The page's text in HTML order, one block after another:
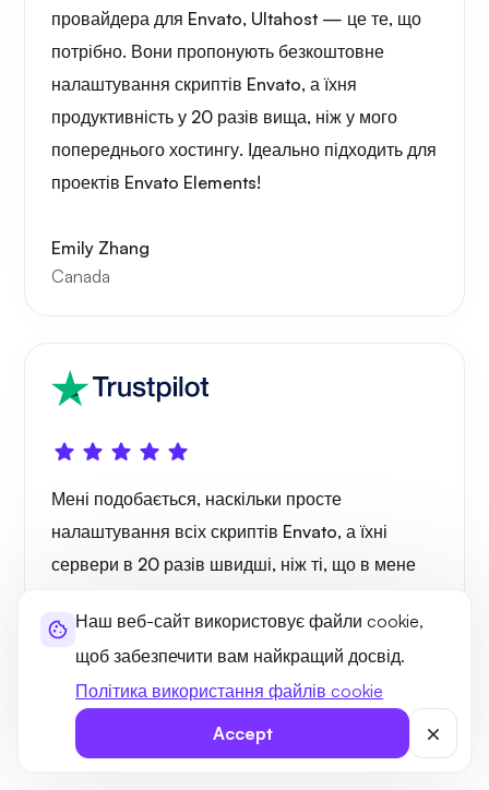
Наш веб-сайт використовує файли cookie,
щоб забезпечити вам найкращий досвід.
Політика використання файлів cookie
Accept
провайдера для Envato, Ultahost — це те, що
потрібно. Вони пропонують безкоштовне
налаштування скриптів Envato, а їхня
продуктивність у 20 разів вища, ніж у мого
попереднього хостингу. Ідеально підходить для
проектів Envato Elements!
Emily Zhang
Canada
Мені подобається, наскільки просте
налаштування всіх скриптів Envato, а їхні
сервери в 20 разів швидші, ніж ті, що в мене
рекомендований Envato.
James Robertson
United States